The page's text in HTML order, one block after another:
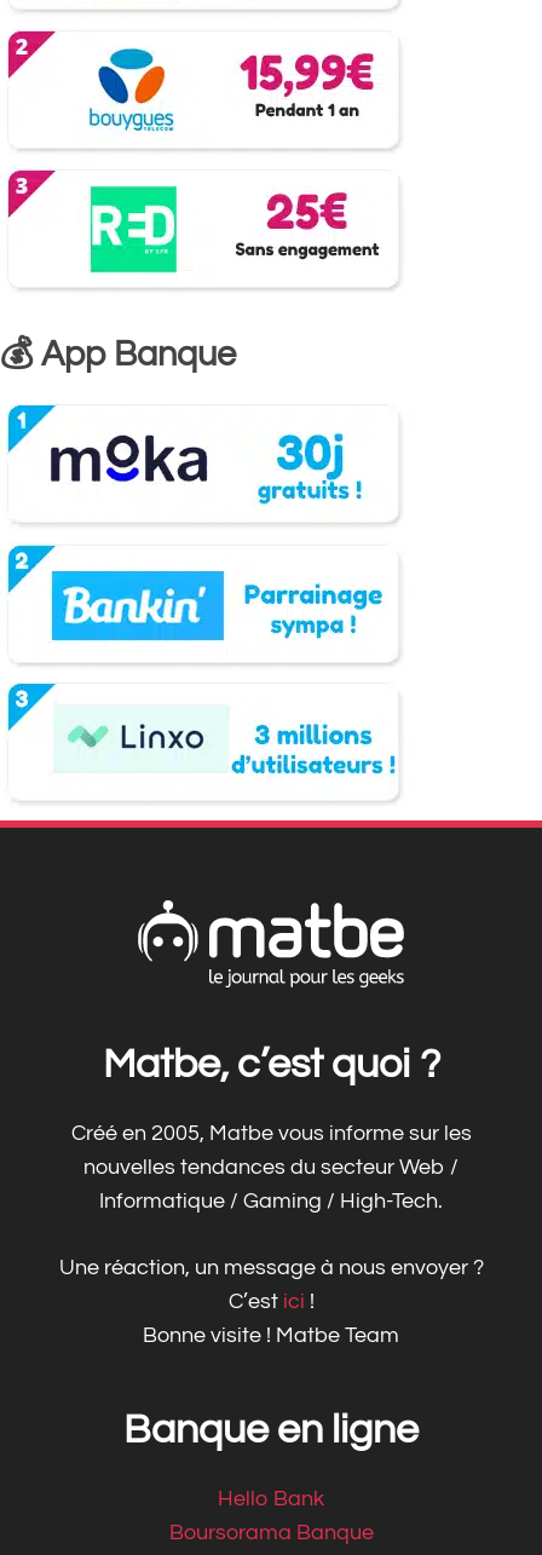
💰 App Banque
Matbe, c’est quoi ?
Créé en 2005, Matbe vous informe sur les
nouvelles tendances du secteur Web /
Informatique / Gaming / High-Tech.
Une réaction, un message à nous envoyer ?
C’est ici !
Bonne visite ! Matbe Team
Banque en ligne
Hello Bank
Boursorama Banque